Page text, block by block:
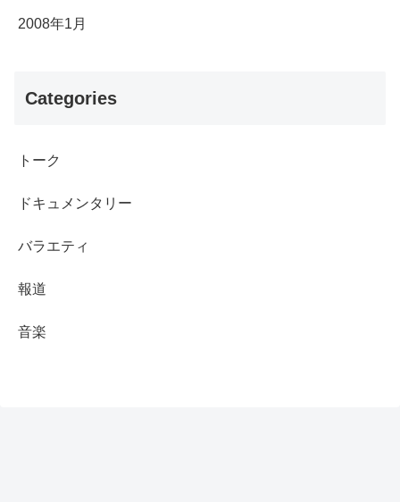
2008年1月
Categories
トーク
ドキュメンタリー
バラエティ
報道
音楽